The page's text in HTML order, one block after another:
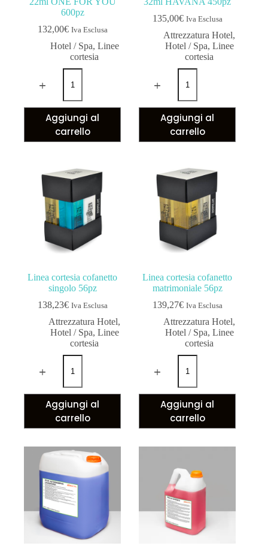
600pz
132,00€ Iva Esclusa
Hotel / Spa, Linee
cortesia
Aggiungi al
carrello
135,00€ Iva Esclusa
Attrezzatura Hotel,
Hotel / Spa, Linee
cortesia
Aggiungi al
carrello
Linea cortesia cofanetto
singolo 56pz
138,23€ Iva Esclusa
Attrezzatura Hotel,
Hotel / Spa, Linee
cortesia
Aggiungi al
carrello
Linea cortesia cofanetto
matrimoniale 56pz
139,27€ Iva Esclusa
Attrezzatura Hotel,
Hotel / Spa, Linee
cortesia
Aggiungi al
carrello